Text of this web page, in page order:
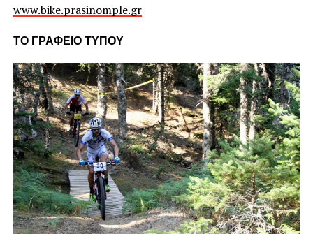
www.bike.prasinomple.gr
ΤΟ ΓΡΑΦΕΙΟ ΤΥΠΟΥ